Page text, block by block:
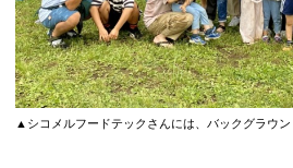
▲シコメルフードテックさんには、バックグラウン